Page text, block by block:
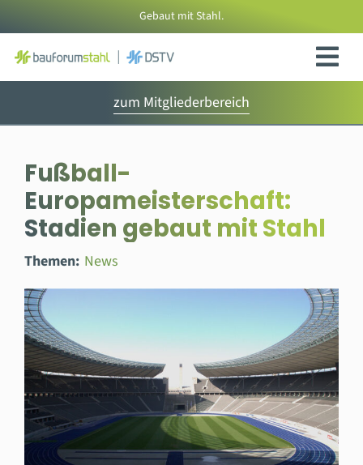
Inhalt
springen
Gebaut mit Stahl.
zum Mitgliederbereich
Fußball-
Europameisterschaft:
Stadien gebaut mit Stahl
Themen: News